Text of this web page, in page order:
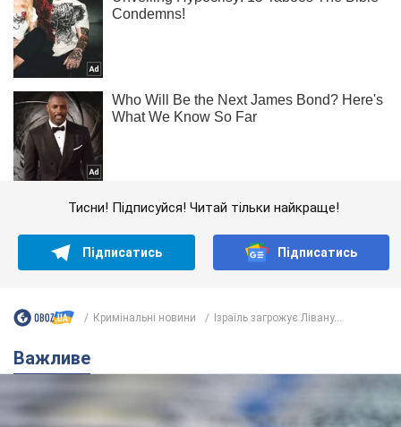
Тисни! Підписуйся! Читай тільки найкраще!
Підписатись Підписатись
Кримінальні новини Ізраїль загрожує Лівану...
Важливе